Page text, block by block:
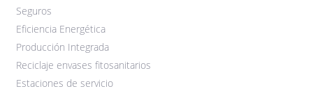
Seguros
Eficiencia Energética
Producción Integrada
Reciclaje envases fitosanitarios
Estaciones de servicio